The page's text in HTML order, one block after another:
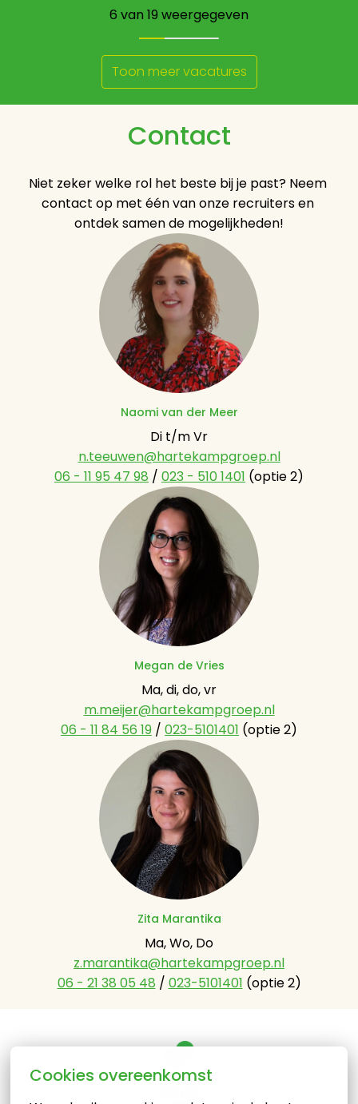
Cookies overeenkomst
6 van 19 weergegeven
Toon meer vacatures
Contact
Niet zeker welke rol het beste bij je past? Neem
contact op met één van onze recruiters en
ontdek samen de mogelijkheden!
Naomi van der Meer
n.teeuwen@hartekampgroep.nl
06 - 11 95 47 98 / 023 - 510 1401 (optie 2)
Megan de Vries
m.meijer@hartekampgroep.nl
06 - 11 84 56 19 / 023-5101401 (optie 2)
Zita Marantika
z.marantika@hartekampgroep.nl
06 - 21 38 05 48 / 023-5101401 (optie 2)
Homepagina